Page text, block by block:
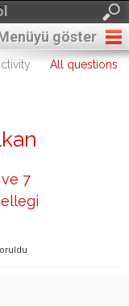
göster
All questions
7